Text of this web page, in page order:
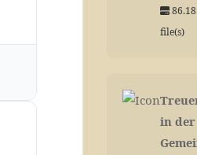
file(s)
in der